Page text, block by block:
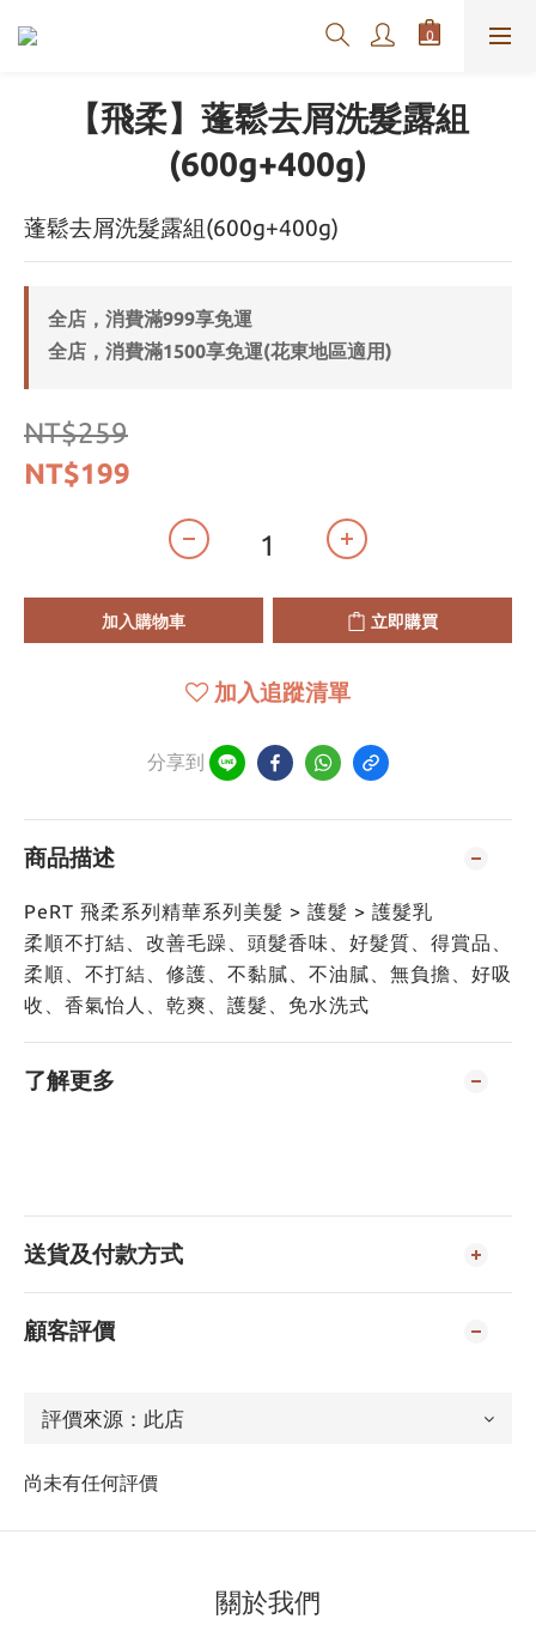
【飛柔】蓬鬆去屑洗髮露組
(600g+400g)
蓬鬆去屑洗髮露組(600g+400g)
全店，消費滿999享免運
全店，消費滿1500享免運(花東地區適用)
NT$259
NT$199
加入購物車 立即購買
加入追蹤清單
分享到
商品描述
PeRT 飛柔系列精華系列美髮 > 護髮 > 護髮乳
柔順不打結、改善毛躁、頭髮香味、好髮質、得賞品、
柔順、不打結、修護、不黏膩、不油膩、無負擔、好吸
收、香氣怡人、乾爽、護髮、免水洗式
了解更多
送貨及付款方式
顧客評價
尚未有任何評價
關於我們